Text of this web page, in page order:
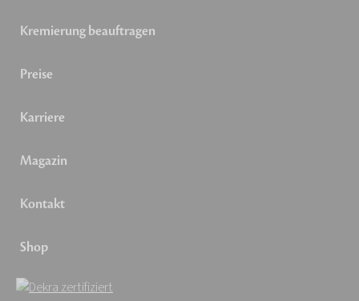
Kremierung beauftragen
Preise
Karriere
Magazin
Kontakt
Shop